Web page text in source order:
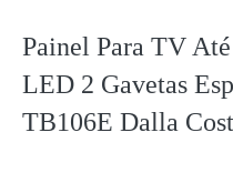
Painel Para TV
LED 2 Gavetas
TB106E Dalla